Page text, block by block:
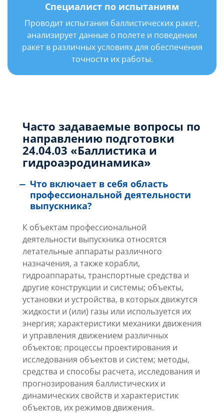
Специалист по испытаниям
Проводит испытания баллистических ракет,
анализирует данные о полете и поведении
ракет в различных условиях для обеспечения
точности их работы.
Часто задаваемые вопросы по
направлению подготовки
24.04.03 «Баллистика и
гидроаэродинамика»
Что включает в себя область
профессиональной деятельности
выпускника?
К объектам профессиональной
деятельности выпускника относятся
летательные аппараты различного
назначения, а также корабли,
гидроаппараты, транспортные средства и
другие конструкции и системы; объекты,
установки и устройства, в которых движутся
жидкости и (или) газы или используется их
энергия; характеристики механики движения
и управления движением различных
объектов; процессы проектирования и
исследования объектов и систем; методы,
средства и способы расчета, исследования и
прогнозирования баллистических и
динамических свойств и характеристик
объектов, их режимов движения.